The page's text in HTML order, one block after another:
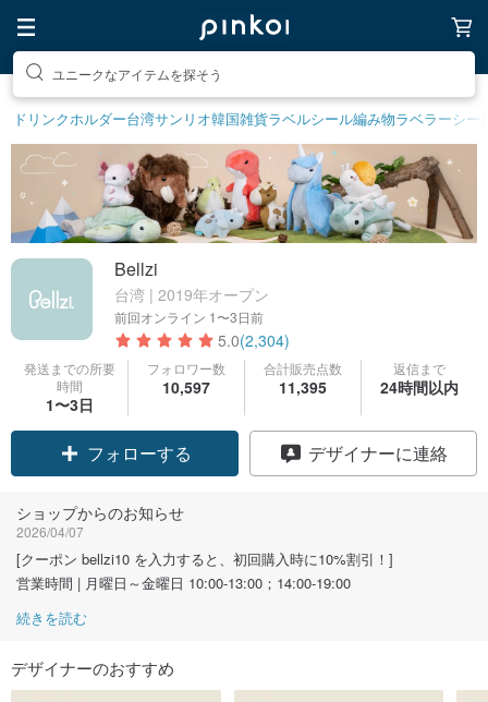
素敵な生活グッズを探そう
ドリンクホルダー台湾サンリオ韓国雑貨ラベルシール編み物ラベラーシー
Bellzi
台湾 | 2019年オープン
前回オンライン 1〜3日前
5.0(2,304)
発送までの所要
時間
1〜3日
フォロワー数
10,597
合計販売点数
11,395
返信まで
24時間以内
クーポン取得
フォローする
デザイナーに連絡
ショップからのお知らせ
2026/04/07
[クーポン bellzi10 を入力すると、初回購入時に10%割引！]
営業時間 | 月曜日～金曜日 10:00-13:00；14:00-19:00
続きを読む
デザイナーのおすすめ